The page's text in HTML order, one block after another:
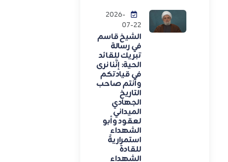
2026-
07-22
الشيخ قاسم
في رسالة
تبريك للقائد
الحية: إنَّنا نرى
في قيادتكم
وأنتم صاحب
التاريخ
الجهادي
الميداني
لعقود وأبو
الشهداء
استمراريةً
للقادة
الشهداء